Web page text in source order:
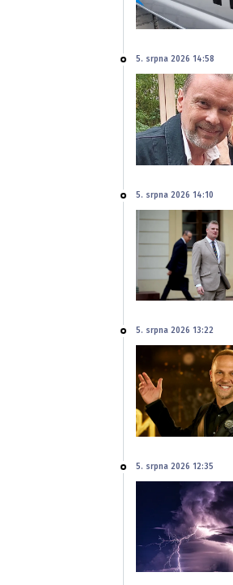
5. srpna 2026 14:58
5. srpna 2026 14:10
5. srpna 2026 13:22
5. srpna 2026 12:35